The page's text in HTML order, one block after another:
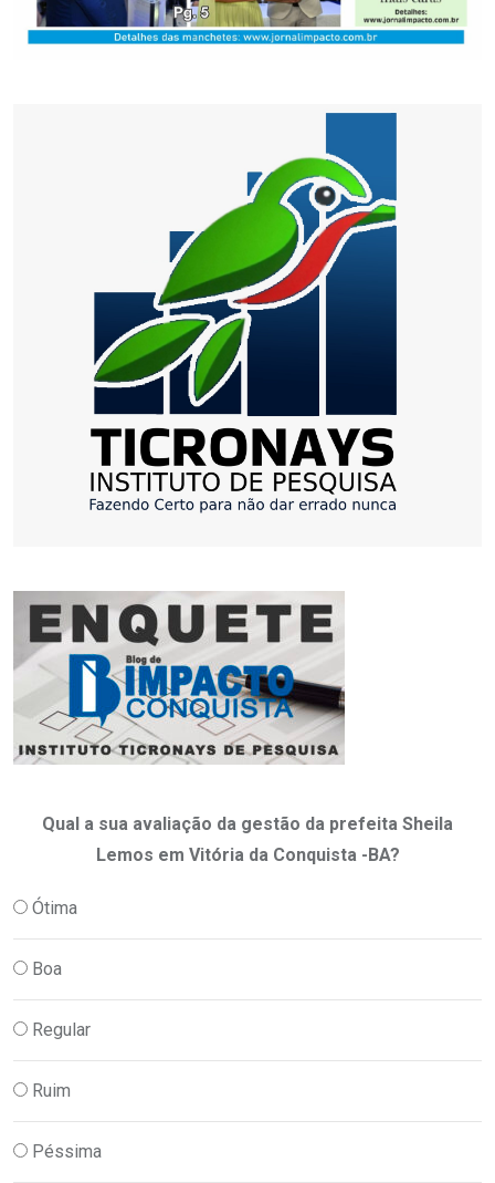
Qual a sua avaliação da gestão da prefeita Sheila
Lemos em Vitória da Conquista -BA?
Ótima
Boa
Regular
Ruim
Péssima